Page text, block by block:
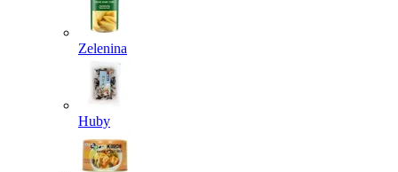
Zelenina
Huby